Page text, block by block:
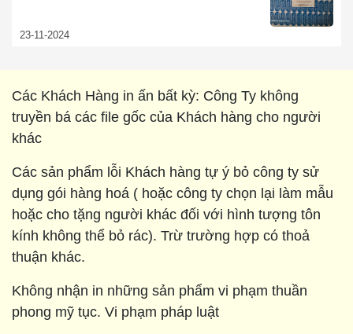
23-11-2024
Các Khách Hàng in ấn bất kỳ: Công Ty không
truyền bá các file gốc của Khách hàng cho người
khác
Các sản phẩm lỗi Khách hàng tự ý bỏ công ty sử
dụng gói hàng hoá ( hoặc công ty chọn lại làm mẫu
hoặc cho tặng người khác đối với hình tượng tôn
kính không thể bỏ rác). Trừ trường hợp có thoả
thuận khác.
Không nhận in những sản phẩm vi phạm thuần
phong mỹ tục. Vi phạm pháp luật